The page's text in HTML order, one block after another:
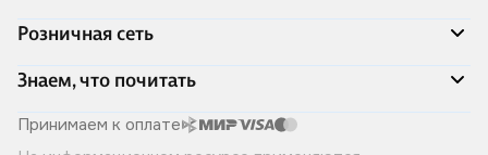
Акции
Доставка и оплата
Программа лояльности
Подарочные сертификаты
Правила продажи
Розничная сеть
Адреса магазинов
Книжный Дозор
О компании
Читай-город для бизнеса
Знаем, что почитать
Скоро в продаже
Принимаем к оплате